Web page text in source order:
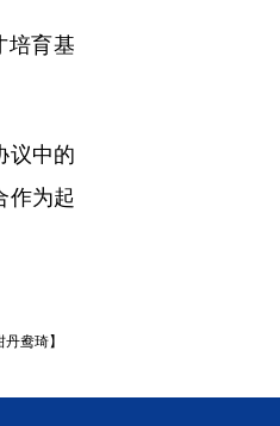
育基
议中的
作为起
丹鸯琦】